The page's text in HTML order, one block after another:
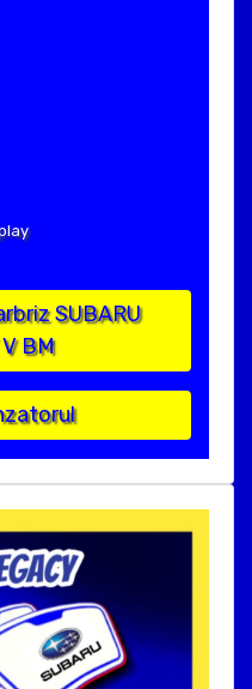
SUBARU
BM